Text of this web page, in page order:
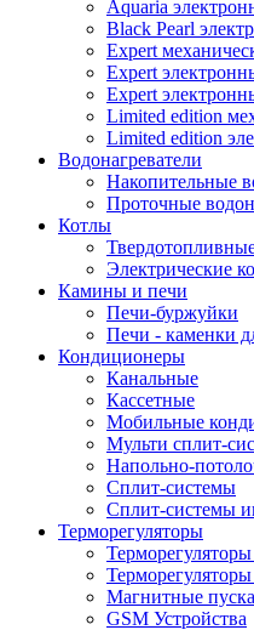
Aquaria
Black Pearl
Expert
Expert
Expert
Limited edition
Limited edition
Водонагреватели
Накопительные
Проточные
Котлы
Электрические
Камины и печи
Печи-буржуйки
Печи - каменки
Кондиционеры
Канальные
Кассетные
Мобильные
Мульти сплит-
Напольно-
Сплит-системы
Сплит-системы
Терморегуляторы
Магнитные
GSM Устройства